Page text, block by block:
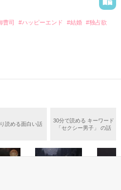
版です＊
係を命じられた美桜は、猫の世
の関係となってしまい――？
曹司 #ハッピーエンド #結婚 #独占欲
いる。
）がいるのだが、後輩の姫原由
と馬鹿にされ、一人こっそり泣い
──？
読める面白い話
30分で読める キーワード
「セクシー男子」 の話